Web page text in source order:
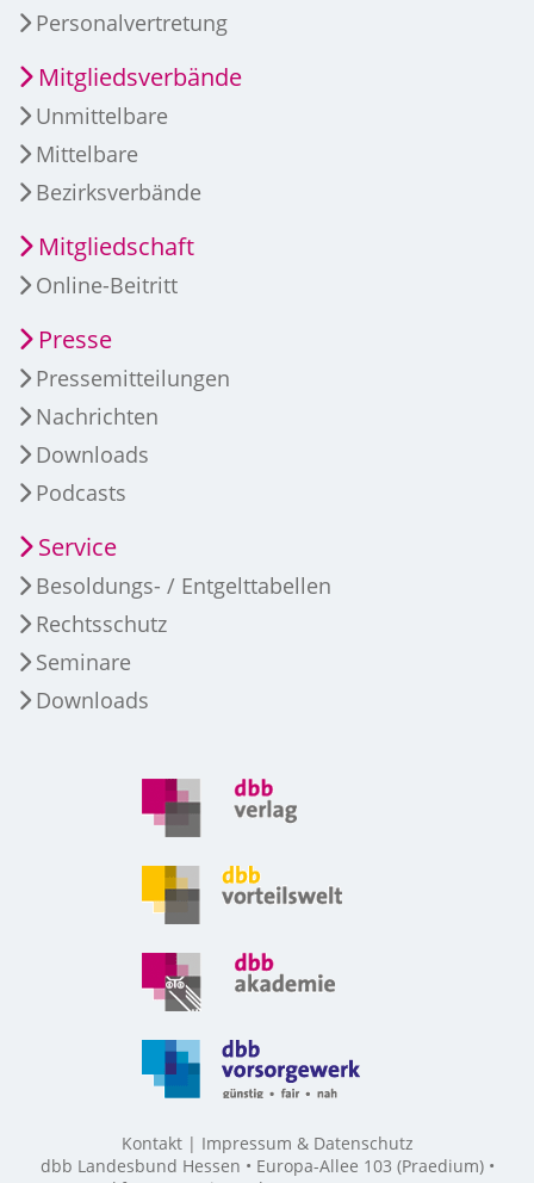
Personalvertretung
Mitgliedsverbände
Unmittelbare
Mittelbare
Bezirksverbände
Mitgliedschaft
Online-Beitritt
Presse
Pressemitteilungen
Nachrichten
Downloads
Podcasts
Service
Besoldungs- / Entgelttabellen
Rechtsschutz
Seminare
Downloads
Kontakt
Impressum & Datenschutz
dbb Landesbund Hessen • Europa-Allee 103 (Praedium) •